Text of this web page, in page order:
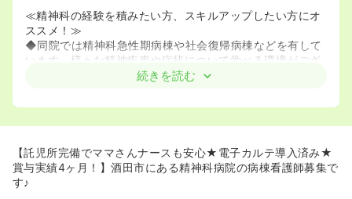
≪精神科の経験を積みたい方、スキルアップしたい方にオ
ススメ！≫
◆同院では精神科急性期病棟や社会復帰病棟などを有して
います。様々な精神疾患や症状について学べる環境がござ
います。また、配属希望のある方もご相談ください。
ど不安がある、精神科病院についてもう少し知りた
続きを読む
【託児所完備でママさんナースも安心★電子カルテ導入済み★
賞与実績4ヶ月！】酒田市にある精神科病院の病棟看護師募集で
す♪